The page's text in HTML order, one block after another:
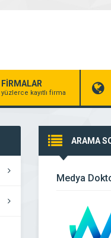
FİRMALAR
yüzlerce kayıtlı firma
ARAMA
Medya